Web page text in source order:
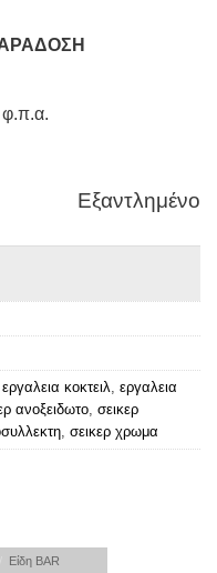
φ.π.α.
Εξαντλημένο
εργαλεια κοκτειλ εργαλεια
ανοξειδωτο σεικερ
σεικερ χρωμα
Είδη ΒAR